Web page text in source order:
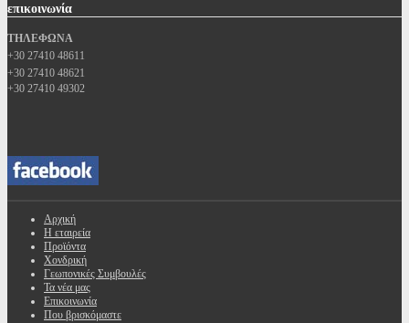
επικοινωνία
ΤΗΛΕΦΩΝΑ
+30 27410 48611
+30 27410 48621
+30 27410 49302
Αρχική
Η εταιρεία
Προϊόντα
Χονδρική
Γεωπονικές Συμβουλές
Τα νέα μας
Επικοινωνία
Που βρισκόμαστε